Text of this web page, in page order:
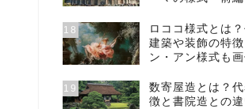
18
ロココ様式とは
建築や装飾の特
ン・アン様式も
19
数寄屋造とは？
徴と書院造との